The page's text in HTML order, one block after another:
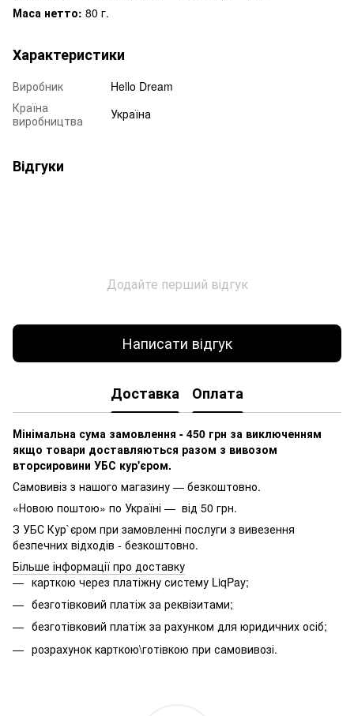
Маса нетто: 80 г.
Характеристики
Виробник
Hello Dream
Країна
виробництва
Україна
Відгуки
Додайте перший відгук
Написати відгук
Доставка Оплата
Мінімальна сума замовлення - 450 грн за виключенням
якщо товари доставляються разом з вивозом
вторсировини УБС кур'єром.
Самовивіз з нашого магазину — безкоштовно.
«Новою поштою» по Україні — від 50 грн.
З УБС Кур`єром при замовленні послуги з вивезення
безпечних відходів - безкоштовно.
Більше інформації про доставку
карткою через платіжну систему LiqPay;
безготівковий платіж за реквізитами;
безготівковий платіж за рахунком для юридичних осіб;
розрахунок карткою\готівкою при самовивозі.